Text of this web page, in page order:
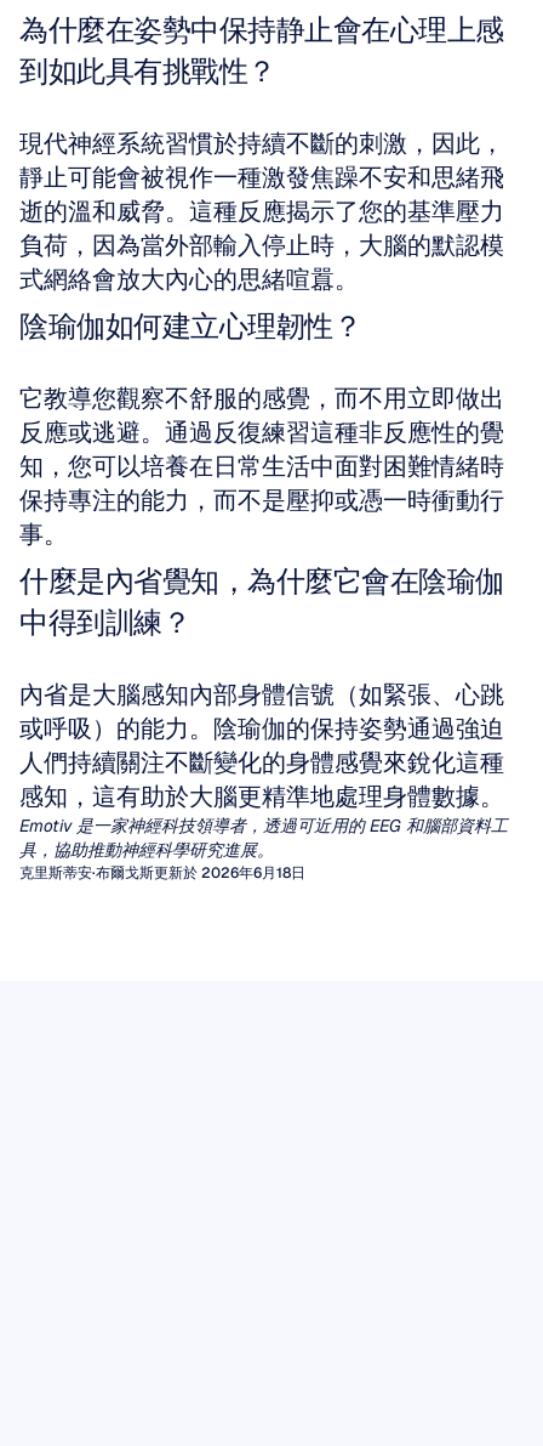
為什麼在姿勢中保持静止會在心理上感
到如此具有挑戰性？
現代神經系統習慣於持續不斷的刺激，因此，
靜止可能會被視作一種激發焦躁不安和思緒飛
逝的溫和威脅。這種反應揭示了您的基準壓力
負荷，因為當外部輸入停止時，大腦的默認模
式網絡會放大內心的思緒喧囂。
陰瑜伽如何建立心理韌性？
它教導您觀察不舒服的感覺，而不用立即做出
反應或逃避。通過反復練習這種非反應性的覺
知，您可以培養在日常生活中面對困難情緒時
保持專注的能力，而不是壓抑或憑一時衝動行
事。
什麼是內省覺知，為什麼它會在陰瑜伽
中得到訓練？
內省是大腦感知內部身體信號（如緊張、心跳
或呼吸）的能力。陰瑜伽的保持姿勢通過強迫
人們持續關注不斷變化的身體感覺來銳化這種
感知，這有助於大腦更精準地處理身體數據。
Emotiv 是一家神經科技領導者，透過可近用的 EEG 和腦部資料工
具，協助推動神經科學研究進展。
克里斯蒂安·布爾戈斯更新於 2026年6月18日